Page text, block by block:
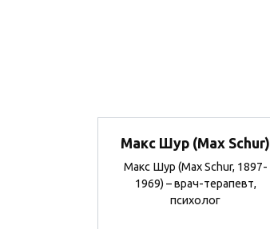
Макс Шур (Max Schur)
Макс Шур (Max Schur, 1897-
1969) – врач-терапевт,
психолог